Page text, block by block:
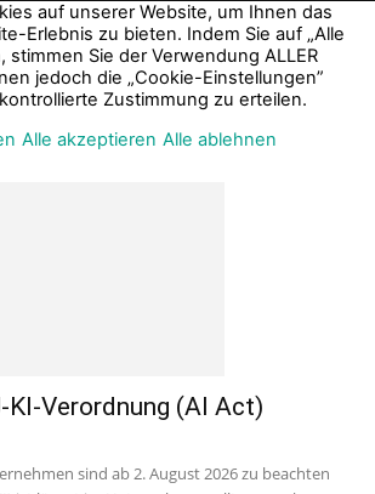
auf unserer Website, um Ihnen das
Erlebnis zu bieten. Indem Sie auf „Alle
stimmen Sie der Verwendung ALLER
jedoch die „Cookie-Einstellungen”
Zustimmung zu erteilen.
Alle akzeptieren Alle ablehnen
Verordnung (AI Act)
sind ab 2. August 2026 zu beachten